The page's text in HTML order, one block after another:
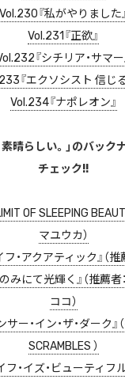
Vol.230『私がやりました
Vol.231『正欲』
『シチリア・サマー
『エクソシスト 信じ
Vol.234『ナポレオン』
素晴らしい。」のバッ
チェック!!
OF SLEEPING
マユウカ）
フ・アクアティック』（
のみにて光輝く』（推薦者
ココ）
サー・イン・ザ・ダーク
SCRAMBLES ）
フ・イズ・ビューティフ